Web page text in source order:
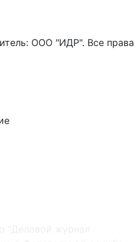
ООО "ИДР". Все права